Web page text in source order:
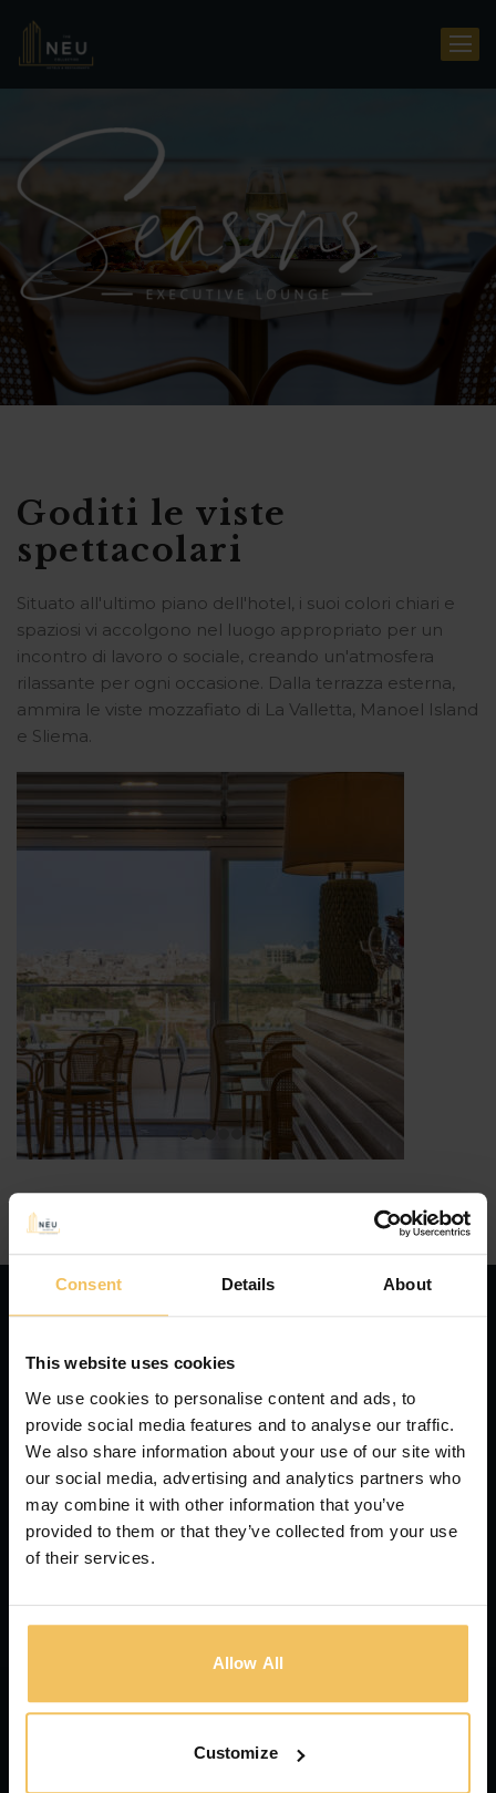
Consent Details About
This website uses cookies
We use cookies to personalise content and ads, to
provide social media features and to analyse our traffic.
We also share information about your use of our site with
our social media, advertising and analytics partners who
may combine it with other information that you’ve
provided to them or that they’ve collected from your use
of their services.
Allow All
Customize
Goditi le viste
spettacolari
Situato all'ultimo piano dell'hotel, i suoi colori chiari e
spaziosi vi accolgono nel luogo appropriato per un
incontro di lavoro o sociale, creando un'atmosfera
rilassante per ogni occasione. Dalla terrazza esterna,
ammira le viste mozzafiato di La Valletta, Manoel Island
e Sliema.
ISCRIVITI PER OFFERTE SPECIALI
ISCRIVIMI !